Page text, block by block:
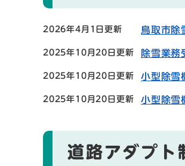
2026年4月1日更新 鳥取市除
2025年10月20日更新 除雪業務
2025年10月20日更新 小型除雪
2025年10月20日更新 小型除雪
道路アダプト